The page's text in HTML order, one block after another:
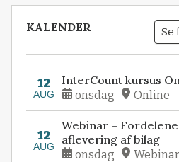
KALENDER Se
12
AUG
InterCount kursus
onsdag Online
12
AUG
Webinar –
aflevering af bilag
onsdag